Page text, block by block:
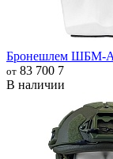
Бронешлем ШБМ-
от 83 700 7
В наличии